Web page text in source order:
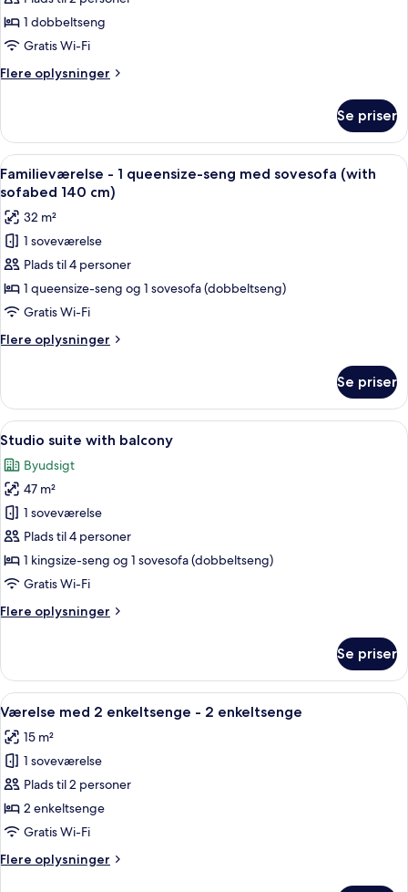
Studio
M
1 dobbeltseng
Gratis Wi-Fi
Flere oplysninger
Flere
M
Se priser
Indlæs
alle
billeder
af
Familieværelse
-
1
queensize-
seng
med
(with
sofabed
140
cm)
Et moderne hotelværelse med sofa,
6
Familieværelse - 1 queensize-seng med sovesofa (with
sofabed 140 cm)
32 m²
1 soveværelse
Plads til 4 personer
1 queensize-seng og 1 sovesofa (dobbeltseng)
Gratis Wi-Fi
Flere oplysninger
Flere
-
queensize-
med
sovesofa
(with
sofabed
140
cm)
Se priser
Indlæs
alle
billeder
af
Studio
suite
with
balcony
Et moderne køkken med hvide
6
Studio suite with balcony
Byudsigt
47 m²
1 soveværelse
Plads til 4 personer
1 kingsize-seng og 1 sovesofa (dobbeltseng)
Gratis Wi-Fi
Flere oplysninger
Flere
suite
with
balcony
Se priser
Indlæs
alle
billeder
af
Værelse
med
2
-
Et hotelværelse med et skrivebord,
4
Værelse med 2 enkeltsenge - 2 enkeltsenge
15 m²
1 soveværelse
Plads til 2 personer
2 enkeltsenge
Gratis Wi-Fi
Flere oplysninger
Flere